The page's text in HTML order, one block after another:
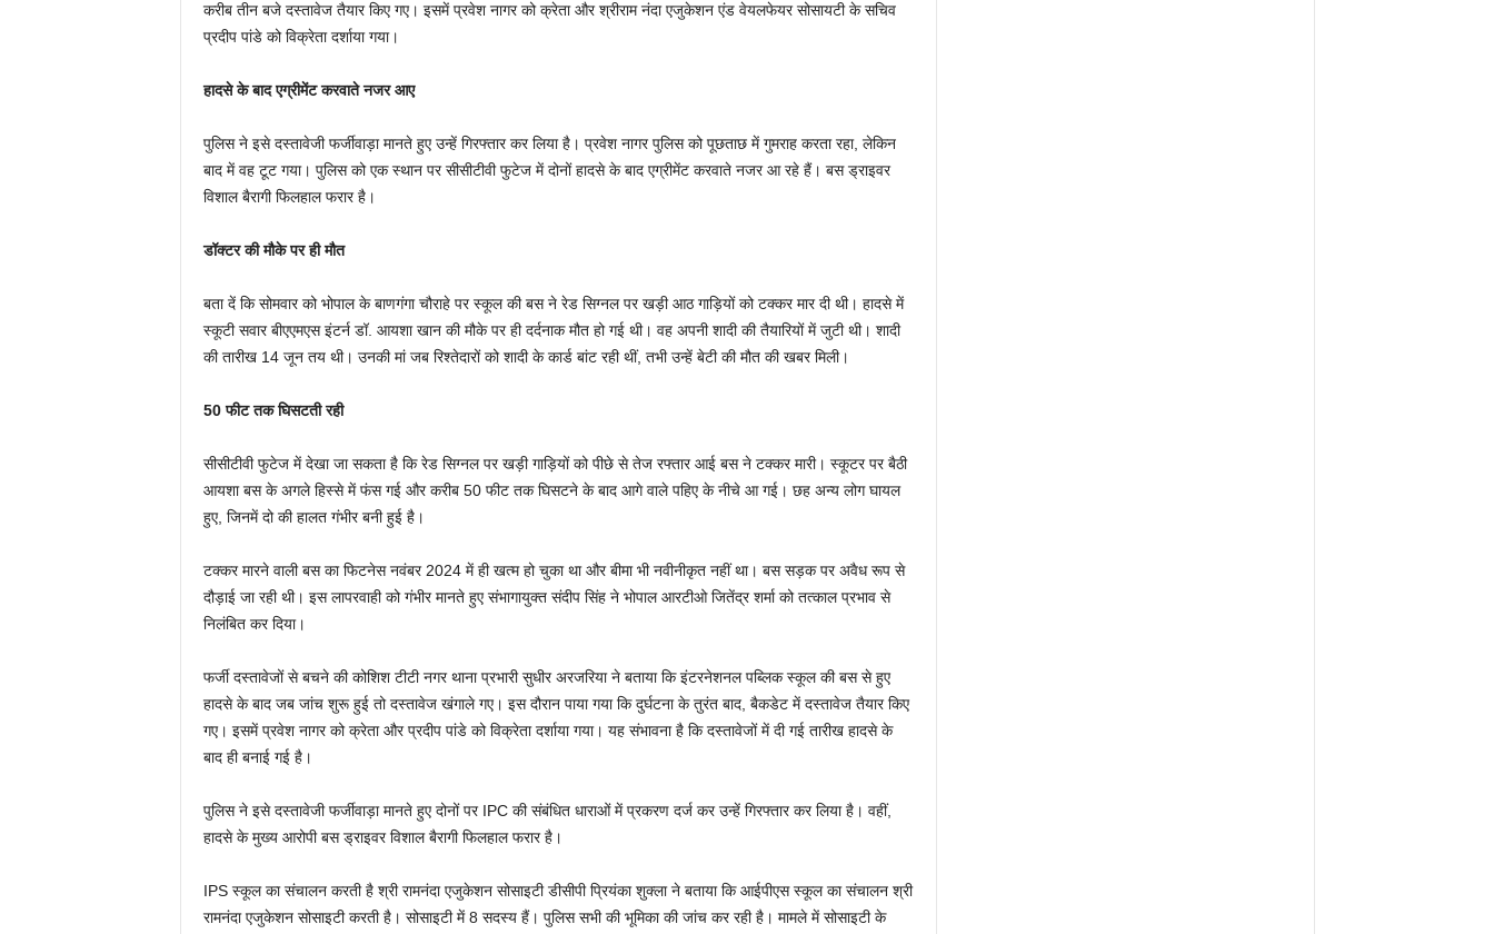
करीब तीन बजे दस्तावेज तैयार किए गए। इसमें प्रवेश नागर को क्रेता और श्रीराम नंदा एजुकेशन एंड वेयलफेयर सोसायटी के सचिव
प्रदीप पांडे को विक्रेता दर्शाया गया।
हादसे के बाद एग्रीमेंट करवाते नजर आए
पुलिस ने इसे दस्तावेजी फर्जीवाड़ा मानते हुए उन्हें गिरफ्तार कर लिया है। प्रवेश नागर पुलिस को पूछताछ में गुमराह करता रहा, लेकिन
बाद में वह टूट गया। पुलिस को एक स्थान पर सीसीटीवी फुटेज में दोनों हादसे के बाद एग्रीमेंट करवाते नजर आ रहे हैं। बस ड्राइवर
विशाल बैरागी फिलहाल फरार है।
डॉक्टर की मौके पर ही मौत
बता दें कि सोमवार को भोपाल के बाणगंगा चौराहे पर स्कूल की बस ने रेड सिग्नल पर खड़ी आठ गाड़ियों को टक्कर मार दी थी। हादसे में
स्कूटी सवार बीएएमएस इंटर्न डॉ. आयशा खान की मौके पर ही दर्दनाक मौत हो गई थी। वह अपनी शादी की तैयारियों में जुटी थी। शादी
की तारीख 14 जून तय थी। उनकी मां जब रिश्तेदारों को शादी के कार्ड बांट रही थीं, तभी उन्हें बेटी की मौत की खबर मिली।
50 फीट तक घिसटती रही
सीसीटीवी फुटेज में देखा जा सकता है कि रेड सिग्नल पर खड़ी गाड़ियों को पीछे से तेज रफ्तार आई बस ने टक्कर मारी। स्कूटर पर बैठी
आयशा बस के अगले हिस्से में फंस गई और करीब 50 फीट तक घिसटने के बाद आगे वाले पहिए के नीचे आ गई। छह अन्य लोग घायल
हुए, जिनमें दो की हालत गंभीर बनी हुई है।
टक्कर मारने वाली बस का फिटनेस नवंबर 2024 में ही खत्म हो चुका था और बीमा भी नवीनीकृत नहीं था। बस सड़क पर अवैध रूप से
दौड़ाई जा रही थी। इस लापरवाही को गंभीर मानते हुए संभागायुक्त संदीप सिंह ने भोपाल आरटीओ जितेंद्र शर्मा को तत्काल प्रभाव से
निलंबित कर दिया।
फर्जी दस्तावेजों से बचने की कोशिश टीटी नगर थाना प्रभारी सुधीर अरजरिया ने बताया कि इंटरनेशनल पब्लिक स्कूल की बस से हुए
हादसे के बाद जब जांच शुरू हुई तो दस्तावेज खंगाले गए। इस दौरान पाया गया कि दुर्घटना के तुरंत बाद, बैकडेट में दस्तावेज तैयार किए
गए। इसमें प्रवेश नागर को क्रेता और प्रदीप पांडे को विक्रेता दर्शाया गया। यह संभावना है कि दस्तावेजों में दी गई तारीख हादसे के
बाद ही बनाई गई है।
पुलिस ने इसे दस्तावेजी फर्जीवाड़ा मानते हुए दोनों पर IPC की संबंधित धाराओं में प्रकरण दर्ज कर उन्हें गिरफ्तार कर लिया है। वहीं,
हादसे के मुख्य आरोपी बस ड्राइवर विशाल बैरागी फिलहाल फरार है।
IPS स्कूल का संचालन करती है श्री रामनंदा एजुकेशन सोसाइटी डीसीपी प्रियंका शुक्ला ने बताया कि आईपीएस स्कूल का संचालन श्री
रामनंदा एजुकेशन सोसाइटी करती है। सोसाइटी में 8 सदस्य हैं। पुलिस सभी की भूमिका की जांच कर रही है। मामले में सोसाइटी के